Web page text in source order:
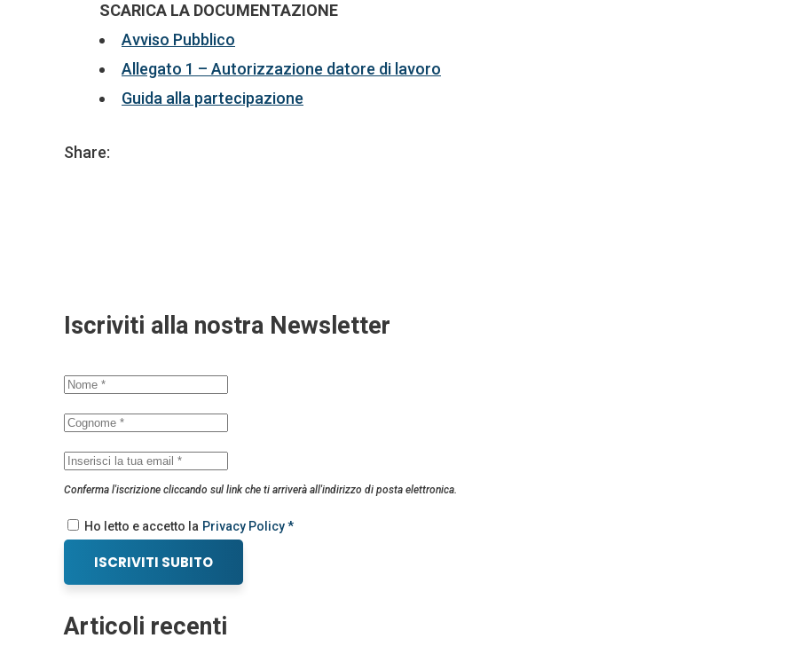
SCARICA LA DOCUMENTAZIONE
Avviso Pubblico
Allegato 1 – Autorizzazione datore di lavoro
Guida alla partecipazione
Share:
Iscriviti alla nostra Newsletter
Conferma l'iscrizione cliccando sul link che ti arriverà all'indirizzo di posta elettronica.
Ho letto e accetto la Privacy Policy *
ISCRIVITI SUBITO
Articoli recenti